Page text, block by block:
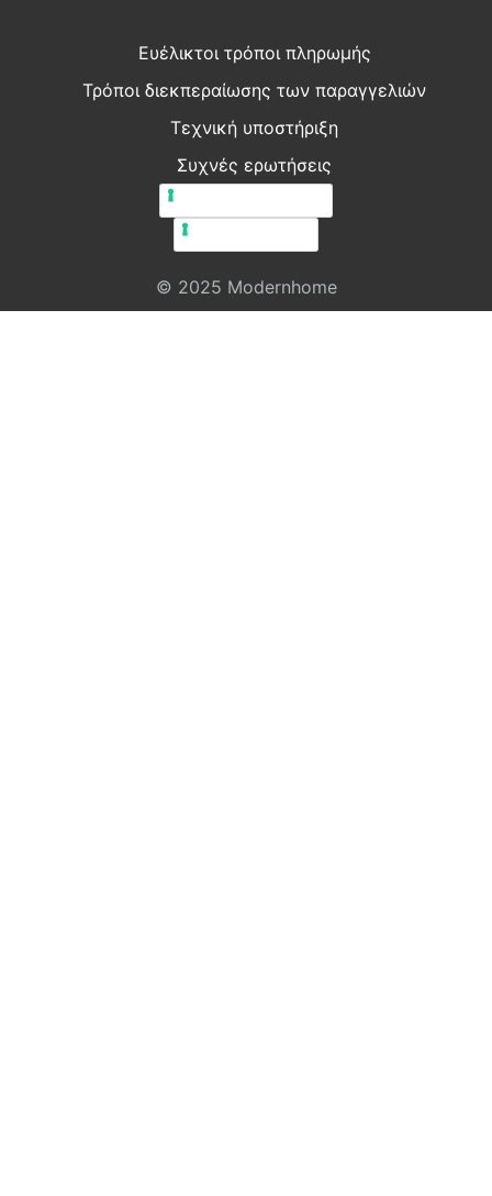
Ευέλικτοι τρόποι πληρωμής
Τρόποι διεκπεραίωσης των παραγγελιών
Τεχνική υποστήριξη
Συχνές ερωτήσεις
© 2025 Modernhome